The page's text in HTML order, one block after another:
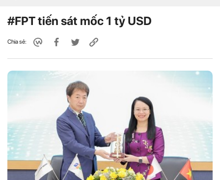
#FPT tiến sát mốc 1 tỷ USD
Chia sẻ: